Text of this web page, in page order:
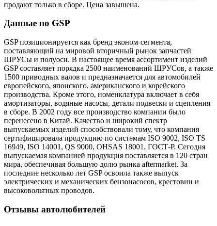
продают только в сборе. Цена завышена.
Данные по GSP
GSP позиционируется как бренд эконом-сегмента,
поставляющий на мировой вторичный рынок запчастей
ШРУСы и полуоси. В настоящее время ассортимент изделий
GSP составляет порядка 2500 наименований ШРУСов, а также
1500 приводных валов и предназначается для автомобилей
европейского, японского, американского и корейского
производства. Кроме этого, номенклатура включает в себя
амортизаторы, водяные насосы, детали подвески и сцепления
в сборе. В 2002 году все производство компании было
перенесено в Китай. Качество и широкий спектр
выпускаемых изделий способствовали тому, что компания
сертифицировала продукцию по системам ISO 9002, ISO TS
16949, ISO 14001, QS 9000, OHSAS 18001, ГОСТ-Р. Сегодня
выпускаемая компанией продукция поставляется в 120 стран
мира, обеспечивая большую долю рынка aftermarket. За
последние несколько лет GSP освоила также выпуск
электрических и механических бензонасосов, крестовин и
высоковольтных проводов.
Отзывы автолюбителей